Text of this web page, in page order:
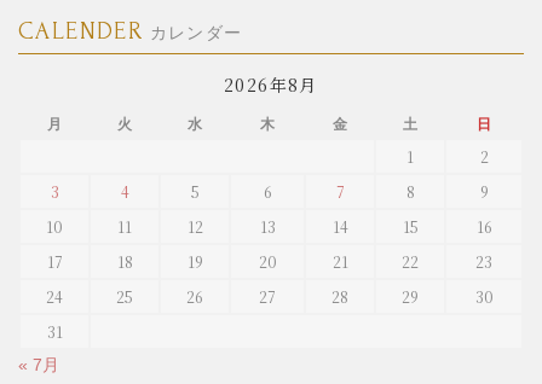
CALENDER カレンダー
2026年8月
月 火 水 木 金 土 日
1
2
3
4 5 6 7 8
9
10
11 12 13 14 15
16
17
18 19 20 21 22
23
24
25 26 27 28 29
30
31
« 7月